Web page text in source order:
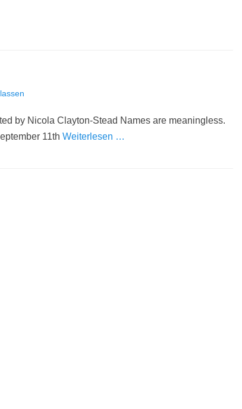
by Nicola Clayton-Stead Names are meaningless.
11th Weiterlesen …